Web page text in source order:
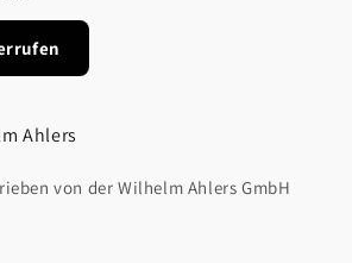
Ahlers
von der Wilhelm Ahlers GmbH